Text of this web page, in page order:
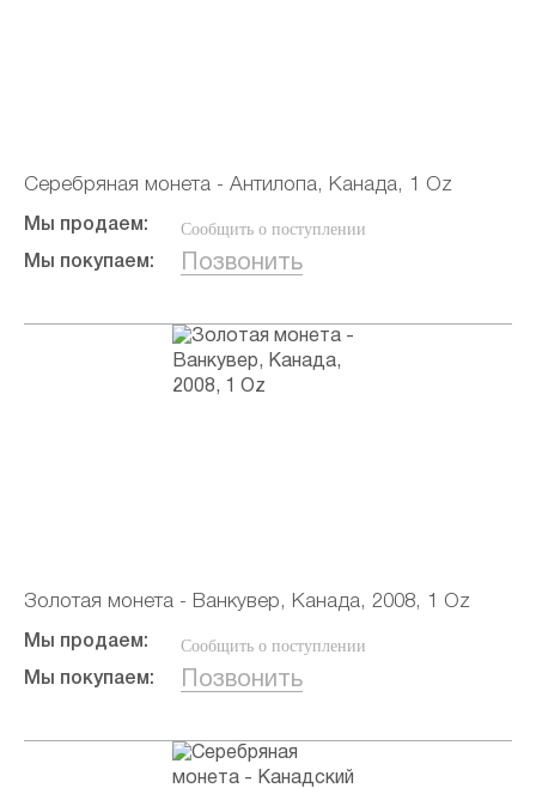
Серебряная монета - Антилопа, Канада, 1 Oz
Мы продаем: Сообщить о поступлении
Мы покупаем: Позвонить
Золотая монета - Ванкувер, Канада, 2008, 1 Oz
Мы продаем: Сообщить о поступлении
Мы покупаем: Позвонить